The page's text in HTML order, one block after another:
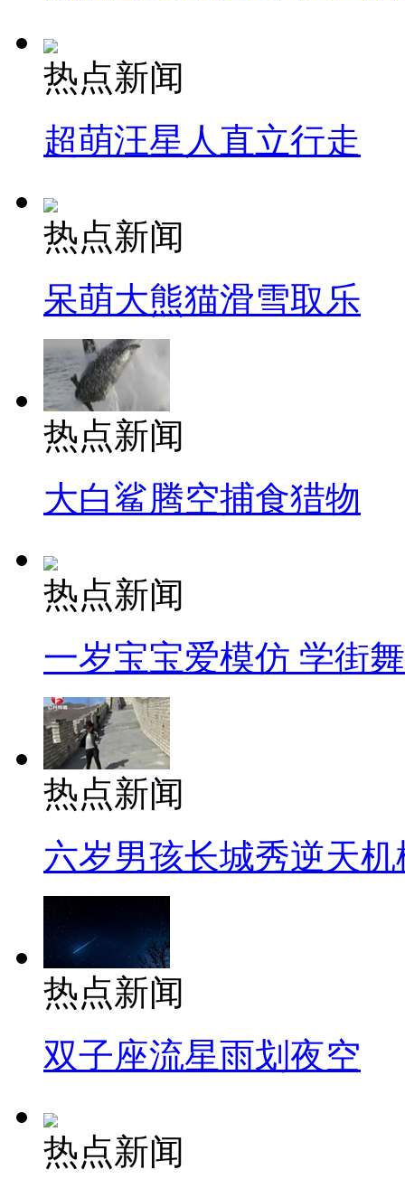
热点新闻
超萌汪星人直立行走
热点新闻
呆萌大熊猫滑雪取乐
热点新闻
大白鲨腾空捕食猎物
热点新闻
一岁宝宝爱模仿 学街
热点新闻
六岁男孩长城秀逆天机
热点新闻
双子座流星雨划夜空
热点新闻